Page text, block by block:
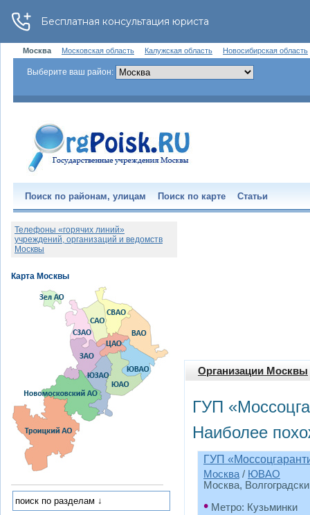
Москва Московская область Калужская область Новосибирская область
Выберите ваш район:
Поиск по районам, улицам Поиск по карте Статьи
Организации Москвы
ГУП
Наиболее
ГУП
Москва / ЮВАО
Москва,
• Метро: Кузьминки
Телефоны «горячих линий»
учреждений, организаций и ведомств
Москвы